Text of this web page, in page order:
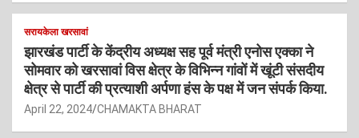
सरायकेला खरसावां
झारखंड पार्टी के केंद्रीय अध्यक्ष सह पूर्व मंत्री एनोस एक्का ने
सोमवार को खरसावां विस क्षेत्र के विभिन्न गांवों में खूंटी संसदीय
क्षेत्र से पार्टी की प्रत्याशी अर्पणा हंस के पक्ष में जन संपर्क किया.
April 22, 2024 CHAMAKTA BHARAT